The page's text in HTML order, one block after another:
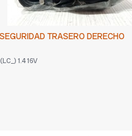
TRASERO DERECHO
1.4 16V